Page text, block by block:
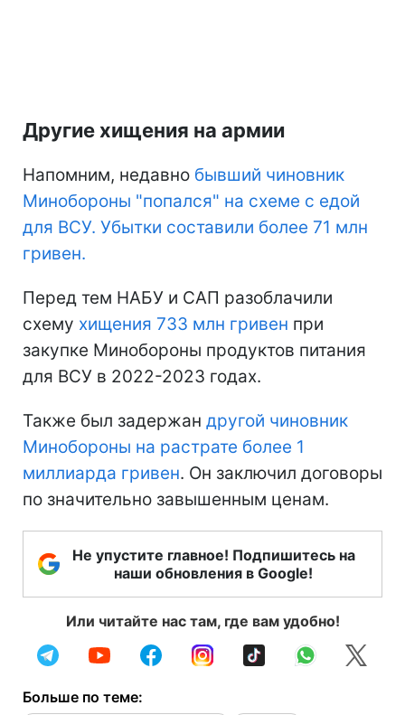
Другие хищения на армии
Напомним, недавно бывший чиновник
Минобороны "попался" на схеме с едой
для ВСУ. Убытки составили более 71 млн
гривен.
Перед тем НАБУ и САП разоблачили
схему хищения 733 млн гривен при
закупке Минобороны продуктов питания
для ВСУ в 2022-2023 годах.
Также был задержан другой чиновник
Минобороны на растрате более 1
миллиарда гривен. Он заключил договоры
по значительно завышенным ценам.
Не упустите главное! Подпишитесь на
наши обновления в Google!
Или читайте нас там, где вам удобно!
Больше по теме: